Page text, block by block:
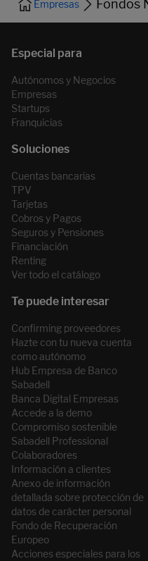
Empresas Fondos
Autónomos y Negocios
Empresas
Startups
Franquicias
Cuentas bancarias
TPV
Tarjetas
Cobros y Pagos
Seguros y Pensiones
Financiación
Renting
Ver todo el catálogo
Confirming proveedores
Hazte con tu nueva cuenta
como autónomo
Hub Empresa de Banco
Sabadell
Banca Digital Empresas
Accede a la demo
Compromiso sostenible
Sabadell Professional
Colaboradores
Información a clientes
Anexo de información
detallada sobre protección de
datos de carácter personal
Fondo de Recuperación
Europeo
Acciones especiales para los